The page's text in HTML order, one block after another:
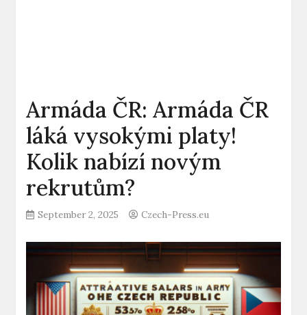
Armáda ČR: Armáda ČR
láká vysokými platy!
Kolik nabízí novým
rekrutům?
September 2, 2025 Czech-Press.eu